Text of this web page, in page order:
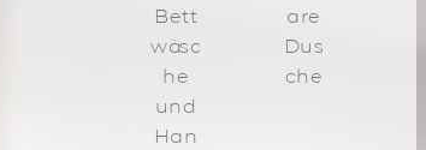
Bett
wäsc
he
und
Han
are
Dus
che